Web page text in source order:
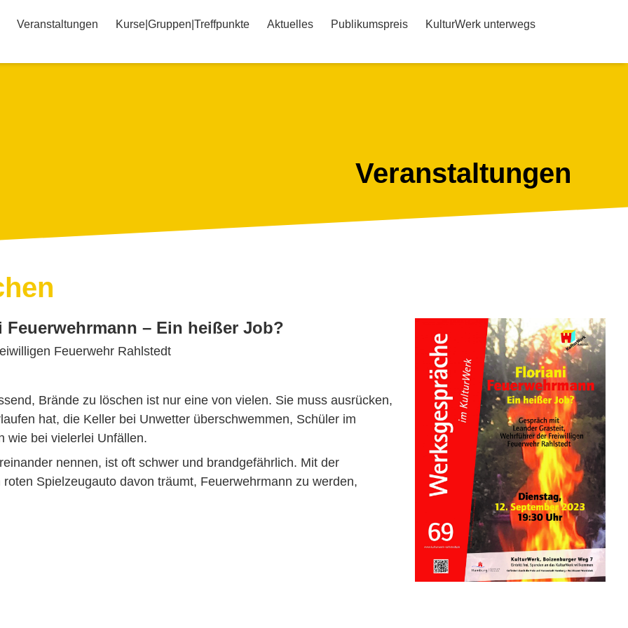
Veranstaltungen Kurse|Gruppen|Treffpunkte Aktuelles Publikumspreis KulturWerk unterwegs
Veranstaltungen
– Ein heißer Job?
Feuerwehr Rahlstedt
Brände zu löschen ist nur eine von vielen. Sie muss ausrücken,
hat, die Keller bei Unwetter überschwemmen, Schüler im
wie bei vielerlei Unfällen.
nennen, ist oft schwer und brandgefährlich. Mit der
Spielzeugauto davon träumt, Feuerwehrmann zu werden,